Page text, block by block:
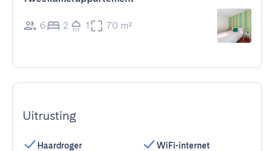
6 2 1 70 m²
Uitrusting
Haardroger
WiFi-internet